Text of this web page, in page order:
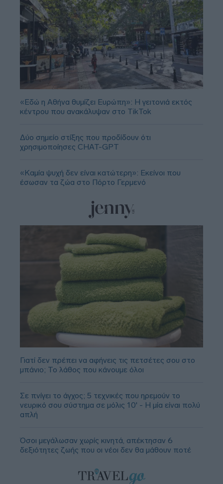
«Εδώ η Αθήνα θυμίζει Ευρώπη»: H γειτονιά εκτός
κέντρου που ανακάλυψαν στο TikTok
Δύο σημείο στίξης που προδίδουν ότι
χρησιμοποίησες CHAT-GPT
«Καμία ψυχή δεν είναι κατώτερη»: Εκείνοι που
έσωσαν τα ζώα στο Πόρτο Γερμενό
Γιατί δεν πρέπει να αφήνεις τις πετσέτες σου στο
μπάνιο; Το λάθος που κάνουμε όλοι
Σε πνίγει το άγχος; 5 τεχνικές που ηρεμούν το
νευρικό σου σύστημα σε μόλις 10' - Η μία είναι πολύ
απλή
Όσοι μεγάλωσαν χωρίς κινητά, απέκτησαν 6
δεξιότητες ζωής που οι νέοι δεν θα μάθουν ποτέ